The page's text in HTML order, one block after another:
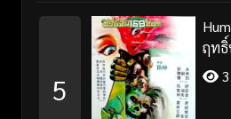
5
ฤทธิ์
3